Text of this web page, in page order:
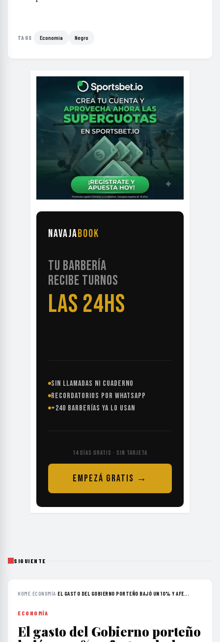
TAGS Economía Negro
NAVAJABOOK
TU BARBERÍA
RECIBE TURNOS
LAS 24HS
SIN LLAMADAS NI CUADERNO
RECORDATORIOS POR WHATSAPP
+240 BARBERÍAS YA LO USAN
14 DÍAS GRATIS · SIN TARJETA
EMPEZÁ GRATIS →
SIGUIENTE
HOME›ECONOMÍA›EL GASTO DEL GOBIERNO PORTEÑO BAJÓ UN 10% Y AFE...
ECONOMÍA
El gasto del Gobierno porteño